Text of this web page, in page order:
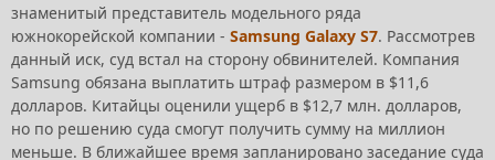
знаменитый представитель модельного ряда
южнокорейской компании - Samsung Galaxy S7. Рассмотрев
данный иск, суд встал на сторону обвинителей. Компания
Samsung обязана выплатить штраф размером в $11,6
долларов. Китайцы оценили ущерб в $12,7 млн. долларов,
но по решению суда смогут получить сумму на миллион
меньше. В ближайшее время запланировано заседание суда